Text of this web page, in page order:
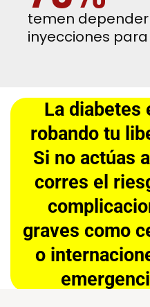
temen
inyecciones
La diabetes
robando tu
Si no actúas
corres el
graves como
o